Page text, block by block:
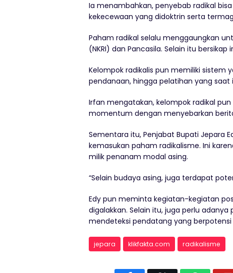
Ia menambahkan, penyebab radikal
kekecewaan yang didoktrin serta
Paham radikal selalu menggaungkan
(NKRI) dan Pancasila. Selain itu
Kelompok radikalis pun memiliki sistem
pendanaan, hingga pelatihan yang
Irfan mengatakan, kelompok radikal
momentum dengan menyebarkan
Sementara itu, Penjabat Bupati Jepara
kemasukan paham radikalisme. Ini
milik penanam modal asing.
“Selain budaya asing, juga terdapat
Edy pun meminta kegiatan-kegiatan
digalakkan. Selain itu, juga perlu
mendeteksi pendatang yang
jepara klikfakta.com radikalisme